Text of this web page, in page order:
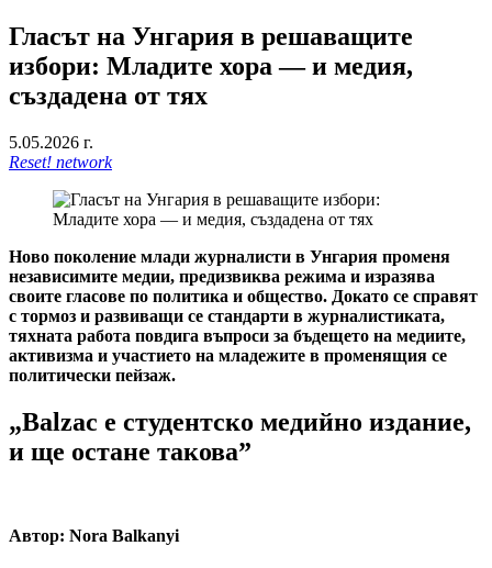
Гласът на Унгария в решаващите
избори: Младите хора — и медия,
създадена от тях
5.05.2026 г.
Reset! network
Ново поколение млади журналисти в Унгария променя
независимите медии, предизвиква режима и изразява
своите гласове по политика и общество. Докато се справят
с тормоз и развиващи се стандарти в журналистиката,
тяхната работа повдига въпроси за бъдещето на медиите,
активизма и участието на младежите в променящия се
политически пейзаж.
„Balzac е студентско медийно издание,
и ще остане такова”
Автор: Nora Balkanyi